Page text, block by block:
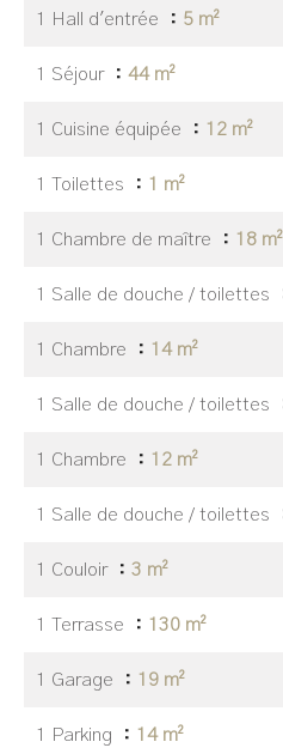
1 Hall d'entrée 5 m²
1 Séjour 44 m²
1 Cuisine équipée 12 m²
1 Toilettes 1 m²
1 Chambre de maître 18 m²
1 Salle de douche / toilettes
1 Chambre 14 m²
1 Salle de douche / toilettes
1 Chambre 12 m²
1 Salle de douche / toilettes
1 Couloir 3 m²
1 Terrasse 130 m²
1 Garage 19 m²
1 Parking 14 m²